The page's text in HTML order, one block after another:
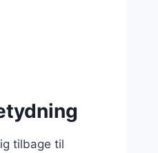
tilbage til